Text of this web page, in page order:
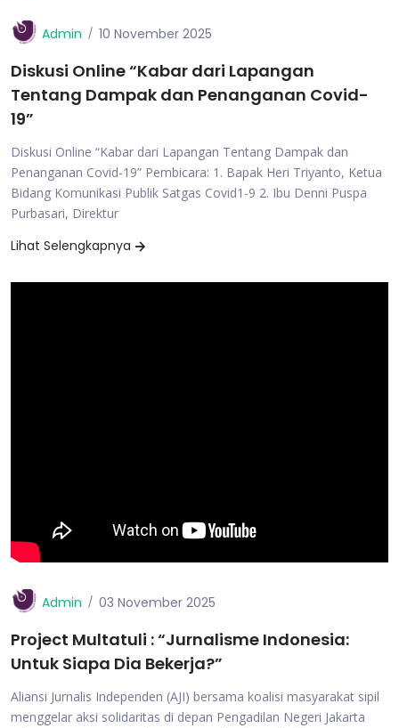
Admin 10 November 2025
Diskusi Online “Kabar dari Lapangan
Tentang Dampak dan Penanganan Covid-
19”
Diskusi Online “Kabar dari Lapangan Tentang Dampak dan
Penanganan Covid-19” Pembicara: 1. Bapak Heri Triyanto, Ketua
Bidang Komunikasi Publik Satgas Covid1-9 2. Ibu Denni Puspa
Purbasari, Direktur
Lihat Selengkapnya
Admin 03 November 2025
Project Multatuli : “Jurnalisme Indonesia:
Untuk Siapa Dia Bekerja?”
Aliansi Jurnalis Independen (AJI) bersama koalisi masyarakat sipil
menggelar aksi solidaritas di depan Pengadilan Negeri Jakarta